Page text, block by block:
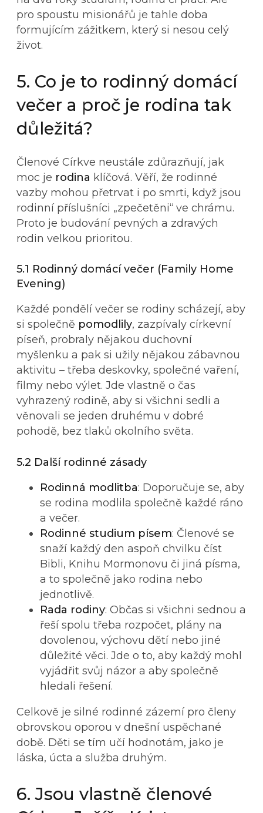
pro spoustu misionářů je tahle doba
formujícím zážitkem, který si nesou celý
život.
5. Co je to rodinný domácí
večer a proč je rodina tak
důležitá?
Členové Církve neustále zdůrazňují, jak
moc je rodina klíčová. Věří, že rodinné
vazby mohou přetrvat i po smrti, když jsou
rodinní příslušníci „zpečetěni“ ve chrámu.
Proto je budování pevných a zdravých
rodin velkou prioritou.
5.1 Rodinný domácí večer (Family Home
Evening)
Každé pondělí večer se rodiny scházejí, aby
si společně pomodlily, zazpívaly církevní
píseň, probraly nějakou duchovní
myšlenku a pak si užily nějakou zábavnou
aktivitu – třeba deskovky, společné vaření,
filmy nebo výlet. Jde vlastně o čas
vyhrazený rodině, aby si všichni sedli a
věnovali se jeden druhému v dobré
pohodě, bez tlaků okolního světa.
5.2 Další rodinné zásady
Rodinná modlitba: Doporučuje se, aby
se rodina modlila společně každé ráno
a večer.
Rodinné studium písem: Členové se
snaží každý den aspoň chvilku číst
Bibli, Knihu Mormonovu či jiná písma,
a to společně jako rodina nebo
jednotlivě.
Rada rodiny: Občas si všichni sednou a
řeší spolu třeba rozpočet, plány na
dovolenou, výchovu dětí nebo jiné
důležité věci. Jde o to, aby každý mohl
vyjádřit svůj názor a aby společně
hledali řešení.
Celkově je silné rodinné zázemí pro členy
obrovskou oporou v dnešní uspěchané
době. Děti se tím učí hodnotám, jako je
láska, úcta a služba druhým.
6. Jsou vlastně členové